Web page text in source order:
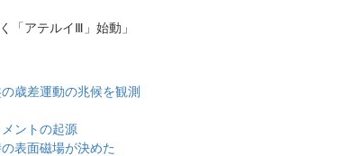
「アテルイⅢ」始動」
歳差運動の兆候を観測
ントの起源
表面磁場が決めた